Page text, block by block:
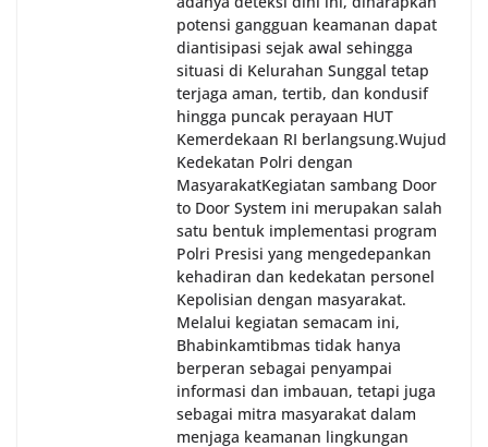
potensi gangguan keamanan dapat
diantisipasi sejak awal sehingga
situasi di Kelurahan Sunggal tetap
terjaga aman, tertib, dan kondusif
hingga puncak perayaan HUT
Kemerdekaan RI berlangsung.‎‎Wujud
Kedekatan Polri dengan
Masyarakat‎Kegiatan sambang Door
to Door System ini merupakan salah
satu bentuk implementasi program
Polri Presisi yang mengedepankan
kehadiran dan kedekatan personel
Kepolisian dengan masyarakat.
Melalui kegiatan semacam ini,
Bhabinkamtibmas tidak hanya
berperan sebagai penyampai
informasi dan imbauan, tetapi juga
sebagai mitra masyarakat dalam
menjaga keamanan lingkungan